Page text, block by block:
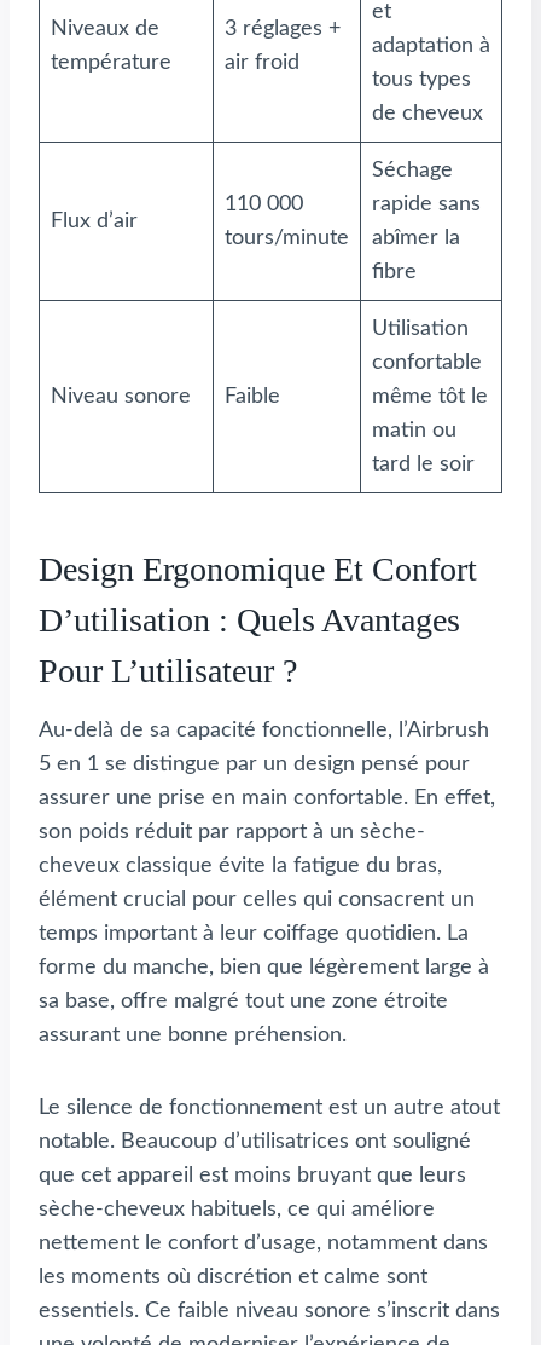
Niveaux de
température
3 réglages +
air froid
et
adaptation à
tous types
de cheveux
Flux d’air
110 000
tours/minute
Séchage
rapide sans
abîmer la
fibre
Niveau sonore Faible
Utilisation
confortable
même tôt le
matin ou
tard le soir
Design Ergonomique Et Confort
D’utilisation : Quels Avantages
Pour L’utilisateur ?
Au-delà de sa capacité fonctionnelle, l’Airbrush
5 en 1 se distingue par un design pensé pour
assurer une prise en main confortable. En effet,
son poids réduit par rapport à un sèche-
cheveux classique évite la fatigue du bras,
élément crucial pour celles qui consacrent un
temps important à leur coiffage quotidien. La
forme du manche, bien que légèrement large à
sa base, offre malgré tout une zone étroite
assurant une bonne préhension.
Le silence de fonctionnement est un autre atout
notable. Beaucoup d’utilisatrices ont souligné
que cet appareil est moins bruyant que leurs
sèche-cheveux habituels, ce qui améliore
nettement le confort d’usage, notamment dans
les moments où discrétion et calme sont
essentiels. Ce faible niveau sonore s’inscrit dans